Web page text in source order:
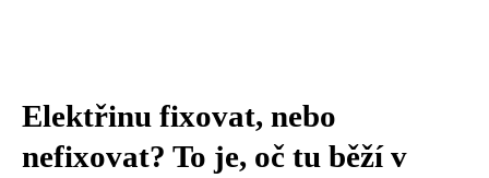
Elektřinu fixovat, nebo
nefixovat? To je, oč tu běží v